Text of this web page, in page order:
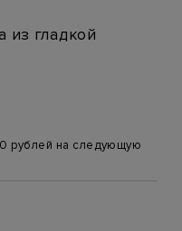
из гладкой
рублей на следующую